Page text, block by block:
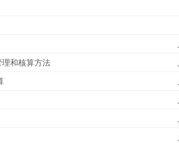
和核算方法